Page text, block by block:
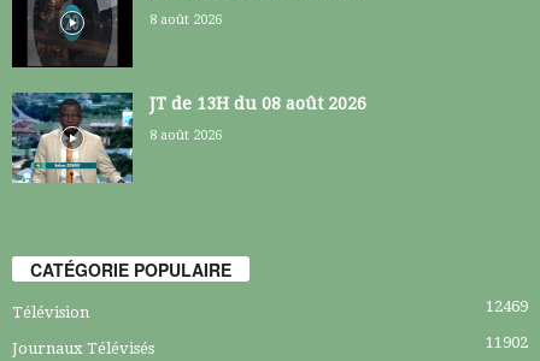
8 août 2026
JT de 13H du 08 août 2026
8 août 2026
CATÉGORIE POPULAIRE
Télévision 12469
Journaux Télévisés 11902